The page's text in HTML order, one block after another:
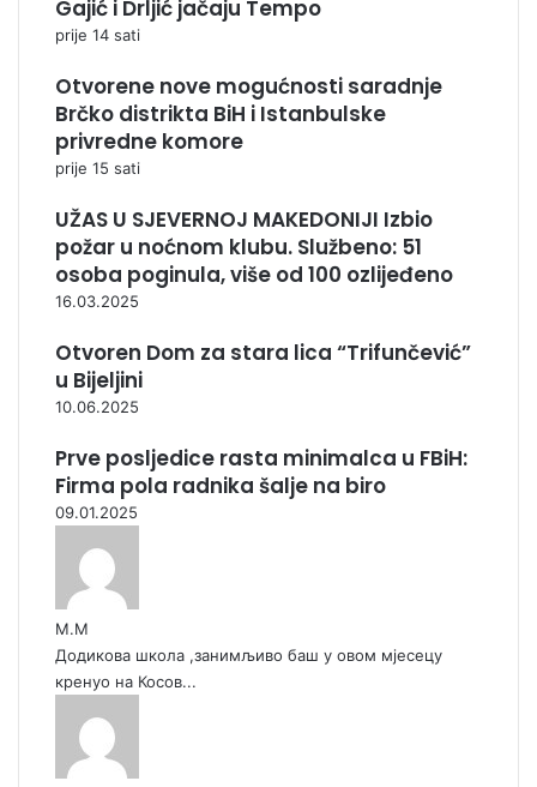
Gajić i Drljić jačaju Tempo
prije 14 sati
Otvorene nove mogućnosti saradnje
Brčko distrikta BiH i Istanbulske
privredne komore
prije 15 sati
UŽAS U SJEVERNOJ MAKEDONIJI Izbio
požar u noćnom klubu. Službeno: 51
osoba poginula, više od 100 ozlijeđeno
16.03.2025
Otvoren Dom za stara lica “Trifunčević”
u Bijeljini
10.06.2025
Prve posljedice rasta minimalca u FBiH:
Firma pola radnika šalje na biro
09.01.2025
М.М
Додикова школа ,занимљиво баш у овом мјесецу
кренуо на Косов...